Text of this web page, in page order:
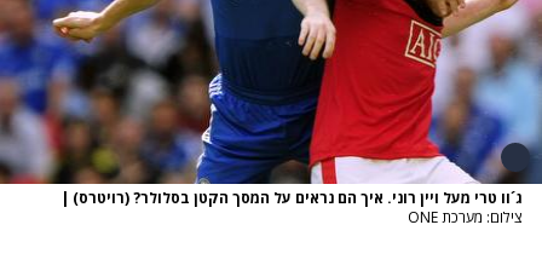
ג´וו טרי מעל ויין רוני. איך הם נראים על המסך הקטן בסלולר? (רויטרס) |
צילום: מערכת ONE